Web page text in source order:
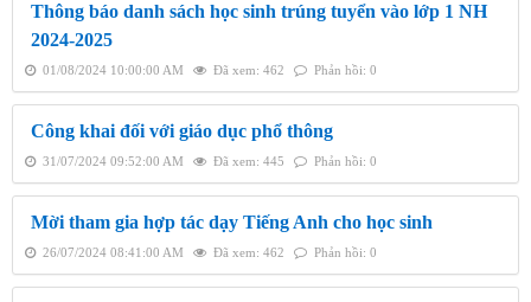
Thông báo danh sách học sinh trúng tuyển vào lớp 1 NH
2024-2025
01/08/2024 10:00:00 AM Đã xem: 462 Phản hồi: 0
Công khai đối với giáo dục phổ thông
31/07/2024 09:52:00 AM Đã xem: 445 Phản hồi: 0
Mời tham gia hợp tác dạy Tiếng Anh cho học sinh
26/07/2024 08:41:00 AM Đã xem: 462 Phản hồi: 0